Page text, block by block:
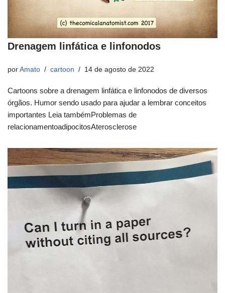
Drenagem linfática e linfonodos
por Amato cartoon 14 de agosto de 2022
Cartoons sobre a drenagem linfática e linfonodos de diversos
órgãos. Humor sendo usado para ajudar a lembrar conceitos
importantes Leia tambémProblemas de
relacionamentoadipocitosAterosclerose